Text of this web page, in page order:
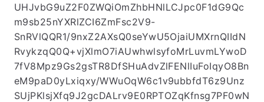
UHJvbG9uZ2F0ZWQiOmZhbHNlLCJpc0F1dG9Qc
m9sb25nYXRlZCI6ZmFsc2V9-
SnRVlQQR1/9nxZ2AXsQ0seYwU5OjaiUMXrnQIIdN
RvykzqQ0Q+vjXlmO7iAUwhwlsyfoMrLuvmLYwoD
7fV8Mpz9Gs2gsTR8DfSHuAdvZlFENlIuFoIqyO8Bn
eM9paD0yLxiqxy/WWuOqW6c1v9ubbfdT6z9Unz
SUjPKlsjXfq9J2gcDALrv9E0RPTOZqKfnsg7PF0wN